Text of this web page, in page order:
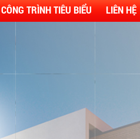
CÔNG TRÌNH TIÊU BIỂU LIÊN HỆ